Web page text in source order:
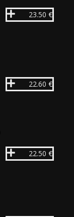
23.50 €
22.60 €
22.50 €